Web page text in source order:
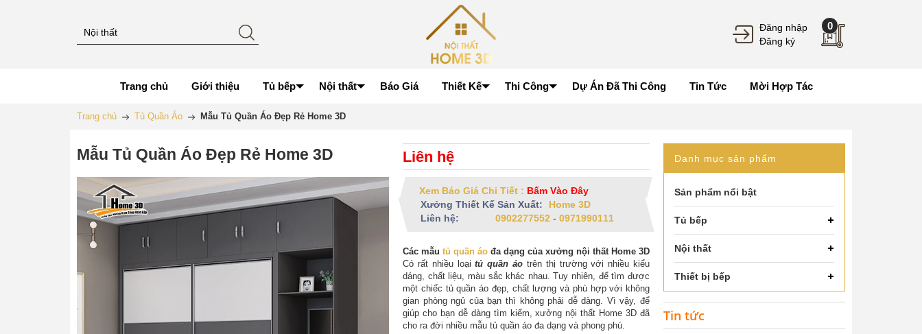
Đăng nhập
Đăng ký
0
Trang chủ Giới thiệu Tủ bếp Nội thất Báo Giá Thiết Kế Thi Công Dự Án Đã Thi Công Tin Tức Mời Hợp Tác
Trang chủ Tủ Quần Áo Mẫu Tủ Quần Áo Đẹp Rẻ Home 3D
Mẫu Tủ Quần Áo Đẹp Rẻ Home 3D Liên hệ
Xem Báo Giá Chi Tiết : Bấm Vào Đây
Xưởng Thiết Kế Sản Xuất:
Home 3D
Liên hệ:
0902277552 -0971990111
Các mẫu tủ quần áo đa dạng của xưởng nội thất Home 3D
Có rất nhiều loạitủ quần áo trên thị trường với nhiều kiểu
dáng, chất liệu, màu sắc khác nhau. Tuy nhiên, để tìm được
một chiếc tủ quần áo đẹp, chất lượng và phù hợp với không
gian phòng ngủ của bạn thì không phải dễ dàng. Vì vậy, để
giúp cho bạn dễ dàng tìm kiếm, xưởng nội thất Home 3D đã
cho ra đời nhiều mẫu tủ quần áo đa dạng và phong phú.
Danh mục sản phẩm
Sản phẩm nổi bật
Tủ bếp
Nội thất
Thiết bị bếp
Tin tức